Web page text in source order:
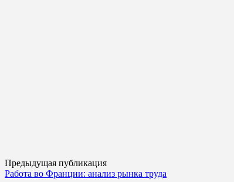
Предыдущая публикация
Работа во Франции: анализ рынка труда